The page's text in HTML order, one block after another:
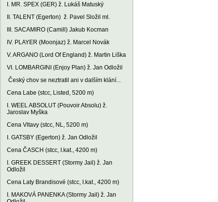
I. MR. SPEX (GER) ž. Lukáš Matuský
II. TALENT (Egerton) ž. Pavel Složil ml.
III. SACAMIRO (Camill) Jakub Kocman
IV. PLAYER (Moonjaz) ž. Marcel Novák
V. ARGANO (Lord Of England) ž. Martin Liška
VI. LOMBARGINI (Enjoy Plan) ž. Jan Odložil
Český chov se neztratil ani v dalším klání...
Cena Labe (stcc, Listed, 5200 m)
I. WEEL ABSOLUT (Pouvoir Absolu) ž.
Jaroslav Myška
Cena Vltavy (stcc, NL, 5200 m)
I. GATSBY (Egerton) ž. Jan Odložil
Cena ČASCH (stcc, I.kat., 4200 m)
I. GREEK DESSERT (Stormy Jail) ž. Jan
Odložil
Cena Laty Brandisové (stcc, I.kat., 4200 m)
I. MAKOVÁ PANENKA (Stormy Jail) ž. Jan